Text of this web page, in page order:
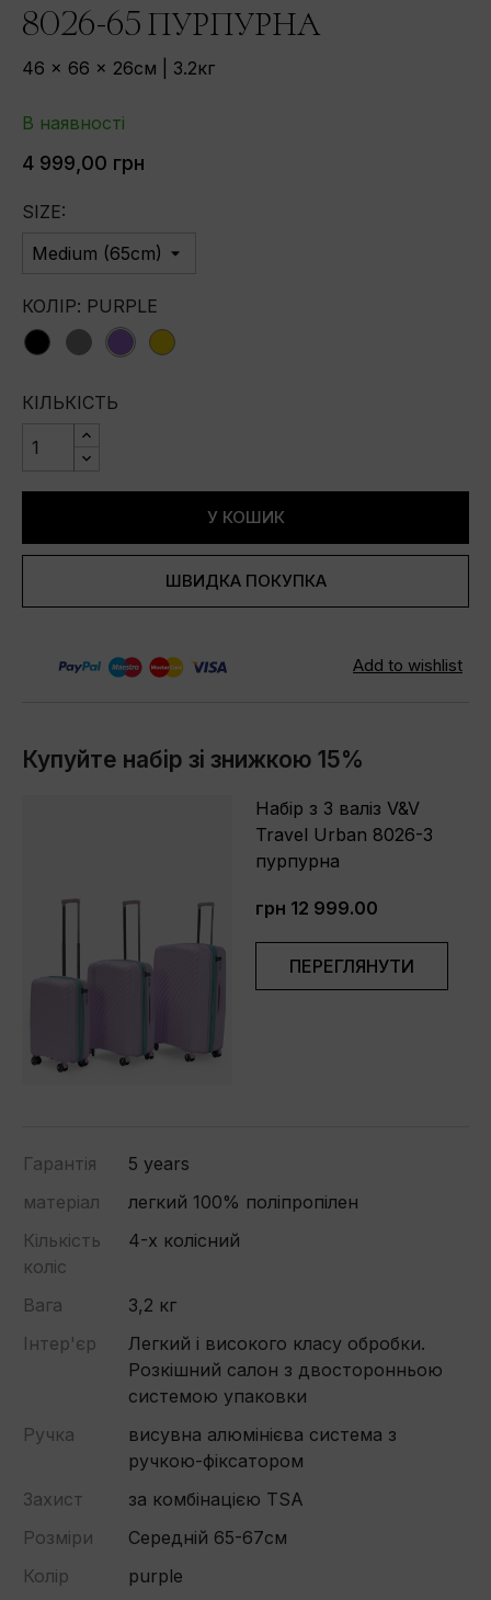
8026-65 ПУРПУРНА
46 x 66 x 26см | 3.2кг
В наявності
4 999,00 грн
SIZE:
КОЛІР: PURPLE
BlackGrey purpleyellow
КІЛЬКІСТЬ
У КОШИК
ШВИДКА ПОКУПКА
Купуйте набір зі знижкою 15%
Набір з 3 валіз V&V
Travel Urban 8026-3
пурпурна
грн 12 999.00
ПЕРЕГЛЯНУТИ
Гарантія
5 years
матеріал
легкий 100% поліпропілен
Кількість
коліс
4-х колісний
Вага
3,2 кг
Інтер'єр
Легкий і високого класу обробки.
Розкішний салон з двосторонньою
системою упаковки
Ручка
висувна алюмінієва система з
ручкою-фіксатором
Захист
за комбінацією TSA
Розміри
Середній 65-67см
Колір
purple